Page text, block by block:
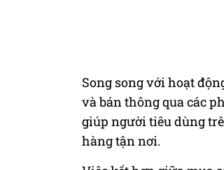
Song song với hoạt
và bán thông qua các
giúp người tiêu dùng
hàng tận nơi.